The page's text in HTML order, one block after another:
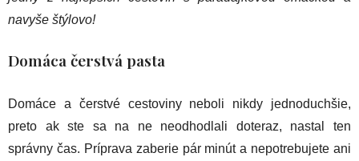
navyše štýlovo!
Domáca čerstvá pasta
Domáce a čerstvé cestoviny neboli nikdy jednoduchšie,
preto ak ste sa na ne neodhodlali doteraz, nastal ten
správny čas. Príprava zaberie pár minút a nepotrebujete ani